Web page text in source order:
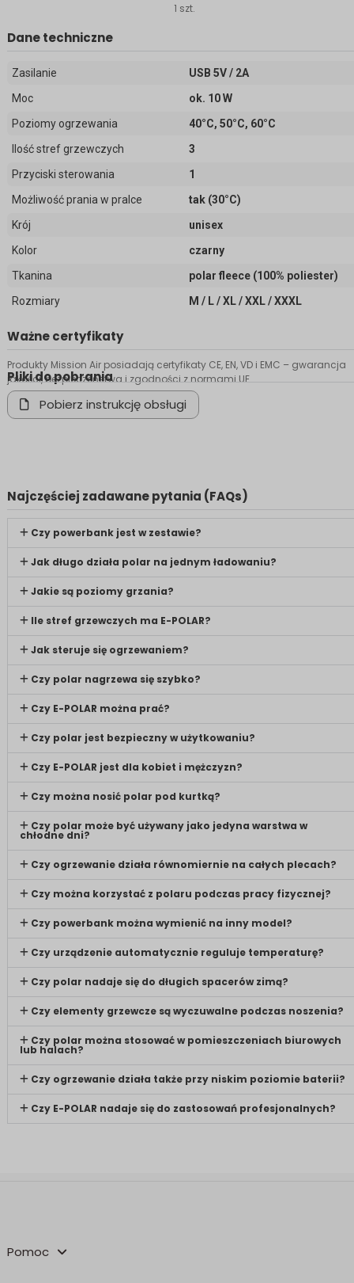
1 szt.
Dane techniczne
Zasilanie
USB 5V / 2A
Moc
ok. 10 W
Poziomy ogrzewania
40°C, 50°C, 60°C
Ilość stref grzewczych
3
Przyciski sterowania
1
Możliwość prania w pralce
tak (30°C)
Krój
unisex
Kolor
czarny
Tkanina
polar fleece (100% poliester)
Rozmiary
M / L / XL / XXL / XXXL
Ważne certyfikaty
Produkty Mission Air posiadają certyfikaty CE, EN, VD i EMC – gwarancja
jakości, bezpieczeństwa i zgodności z normami UE.
Pliki do pobrania
Pobierz instrukcję obsługi
Najczęściej zadawane pytania (FAQs)
Czy powerbank jest w zestawie?
Jak długo działa polar na jednym ładowaniu?
Jakie są poziomy grzania?
Ile stref grzewczych ma E-POLAR?
Jak steruje się ogrzewaniem?
Czy polar nagrzewa się szybko?
Czy E-POLAR można prać?
Czy polar jest bezpieczny w użytkowaniu?
Czy E-POLAR jest dla kobiet i mężczyzn?
Czy można nosić polar pod kurtką?
Czy polar może być używany jako jedyna warstwa w
chłodne dni?
Czy ogrzewanie działa równomiernie na całych plecach?
Czy można korzystać z polaru podczas pracy fizycznej?
Czy powerbank można wymienić na inny model?
Czy urządzenie automatycznie reguluje temperaturę?
Czy polar nadaje się do długich spacerów zimą?
Czy elementy grzewcze są wyczuwalne podczas noszenia?
Czy polar można stosować w pomieszczeniach biurowych
lub halach?
Czy ogrzewanie działa także przy niskim poziomie baterii?
Czy E-POLAR nadaje się do zastosowań profesjonalnych?
Pomoc